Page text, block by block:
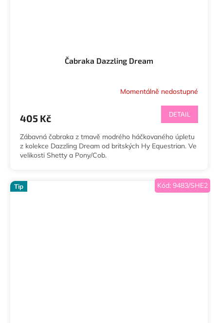
Čabraka Dazzling Dream
Momentálně nedostupné
405 Kč DETAIL
Zábavná čabraka z tmavě modrého háčkovaného úpletu
z kolekce Dazzling Dream od britských Hy Equestrian. Ve
velikosti Shetty a Pony/Cob.
Tip Kód: 9483/SHE2